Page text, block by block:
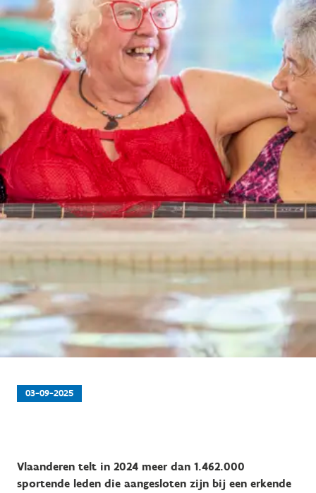
03-09-2025
Vlaanderen telt in 2024 meer dan 1.462.000
sportende leden die aangesloten zijn bij een erkende